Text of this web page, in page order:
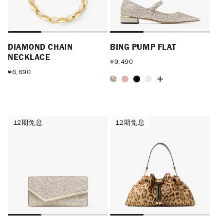
DIAMOND CHAIN
NECKLACE
¥6,690
BING PUMP FLAT
¥9,490
12期免息 12期免息
12期免息 12期免息